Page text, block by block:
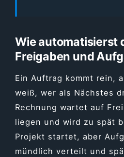
Wie automatisierst
Freigaben und
Ein Auftrag kommt rein,
weiß, wer als Nächstes
Rechnung wartet auf
liegen und wird zu spät
Projekt startet, aber
mündlich verteilt und